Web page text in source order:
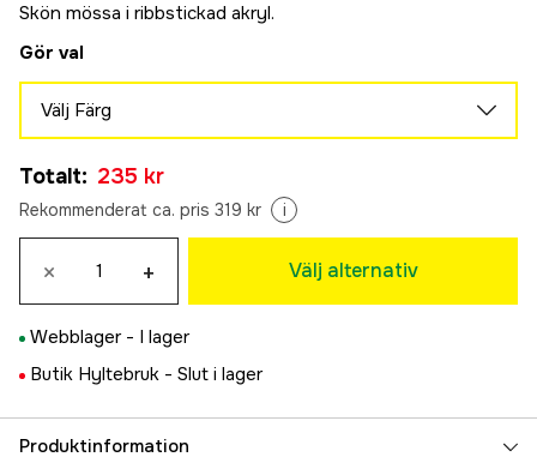
Skön mössa i ribbstickad akryl.
Gör val
Välj Färg
235 kr
Carhartt® Brown
283 kr
Oat Milk
329 kr
Totalt: 235 kr
Rekommenderat ca. pris 319 kr i
× + Välj alternativ
Webblager - I lager
Butik Hyltebruk - Slut i lager
Produktinformation